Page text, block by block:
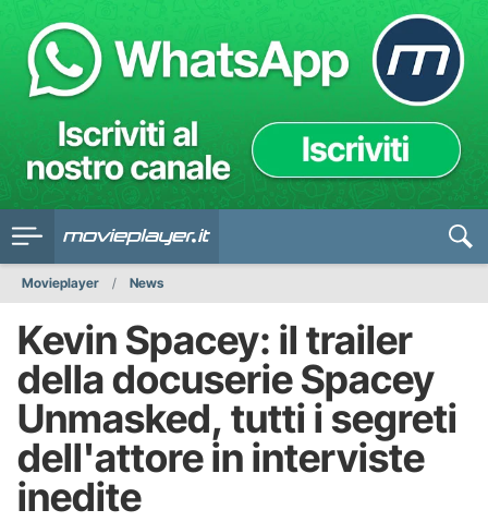
Movieplayer News
Kevin Spacey: il trailer
della docuserie Spacey
Unmasked, tutti i segreti
dell'attore in interviste
inedite